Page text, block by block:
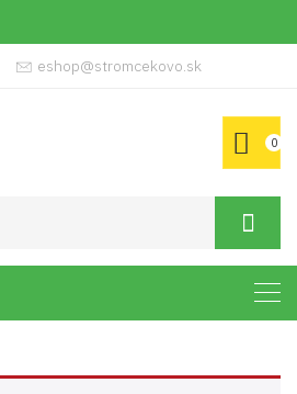
eshop@stromcekovo.sk
0